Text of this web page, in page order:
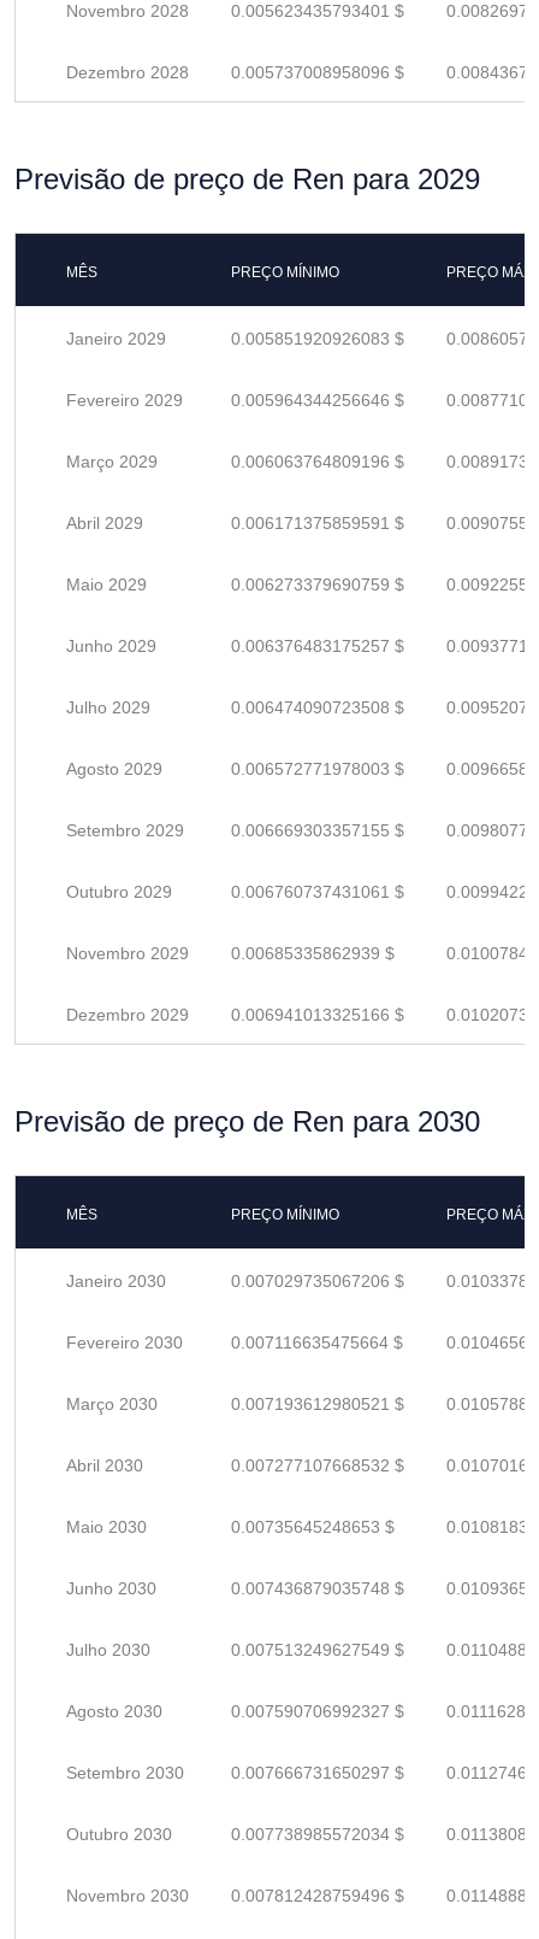
Novembro 2028 0.005623435793401 $
Dezembro 2028 0.005737008958096 $
Previsão de preço de Ren para 2029
MÊS PREÇO MÍNIMO PREÇO
Janeiro 2029 0.005851920926083 $
Fevereiro 2029 0.005964344256646 $
Março 2029 0.006063764809196 $
Abril 2029 0.006171375859591 $
Maio 2029 0.006273379690759 $
Junho 2029 0.006376483175257 $
Julho 2029 0.006474090723508 $
Agosto 2029 0.006572771978003 $
Setembro 2029 0.006669303357155 $
Outubro 2029 0.006760737431061 $
Novembro 2029 0.00685335862939 $
Dezembro 2029 0.006941013325166 $
Previsão de preço de Ren para 2030
MÊS PREÇO MÍNIMO PREÇO
Janeiro 2030 0.007029735067206 $
Fevereiro 2030 0.007116635475664 $
Março 2030 0.007193612980521 $
Abril 2030 0.007277107668532 $
Maio 2030 0.00735645248653 $
Junho 2030 0.007436879035748 $
Julho 2030 0.007513249627549 $
Agosto 2030 0.007590706992327 $
Setembro 2030 0.007666731650297 $
Outubro 2030 0.007738985572034 $
Novembro 2030 0.007812428759496 $